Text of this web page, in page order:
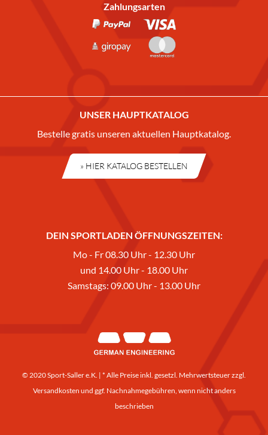
Zahlungsarten
UNSER HAUPTKATALOG
Bestelle gratis unseren aktuellen Hauptkatalog.
» HIER KATALOG BESTELLEN
DEIN SPORTLADEN ÖFFNUNGSZEITEN:
Mo - Fr 08.30 Uhr - 12.30 Uhr
und 14.00 Uhr - 18.00 Uhr
Samstags: 09.00 Uhr - 13.00 Uhr
© 2020 Sport-Saller e.K. | * Alle Preise inkl. gesetzl. Mehrwertsteuer zzgl.
Versandkosten und ggf. Nachnahmegebühren, wenn nicht anders
beschrieben